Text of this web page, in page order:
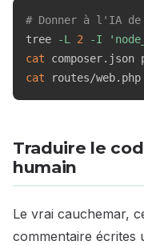
# Donner à l'IA
tree
-L 2 -I
cat
cat routes/
Traduire le
humain
Le vrai cauchemar,
commentaire écrites